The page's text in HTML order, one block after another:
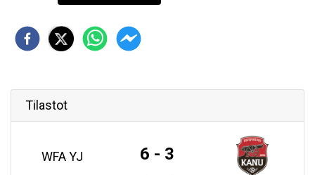
Tilastot
WFA YJ 6 - 3